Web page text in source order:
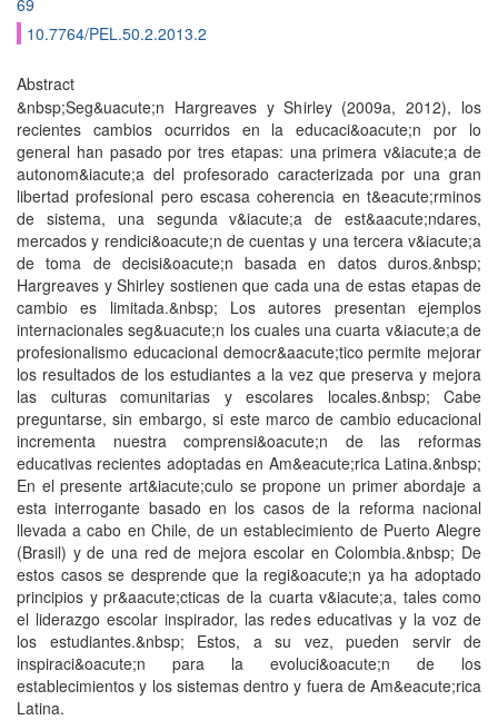
69
10.7764/PEL.50.2.2013.2
Abstract
&nbsp;Seg&uacute;n Hargreaves y Shirley (2009a, 2012), los
recientes cambios ocurridos en la educaci&oacute;n por lo
general han pasado por tres etapas: una primera v&iacute;a de
autonom&iacute;a del profesorado caracterizada por una gran
libertad profesional pero escasa coherencia en t&eacute;rminos
de sistema, una segunda v&iacute;a de est&aacute;ndares,
mercados y rendici&oacute;n de cuentas y una tercera v&iacute;a
de toma de decisi&oacute;n basada en datos duros.&nbsp;
Hargreaves y Shirley sostienen que cada una de estas etapas de
cambio es limitada.&nbsp; Los autores presentan ejemplos
internacionales seg&uacute;n los cuales una cuarta v&iacute;a de
profesionalismo educacional democr&aacute;tico permite mejorar
los resultados de los estudiantes a la vez que preserva y mejora
las culturas comunitarias y escolares locales.&nbsp; Cabe
preguntarse, sin embargo, si este marco de cambio educacional
incrementa nuestra comprensi&oacute;n de las reformas
educativas recientes adoptadas en Am&eacute;rica Latina.&nbsp;
En el presente art&iacute;culo se propone un primer abordaje a
esta interrogante basado en los casos de la reforma nacional
llevada a cabo en Chile, de un establecimiento de Puerto Alegre
(Brasil) y de una red de mejora escolar en Colombia.&nbsp; De
estos casos se desprende que la regi&oacute;n ya ha adoptado
principios y pr&aacute;cticas de la cuarta v&iacute;a, tales como
el liderazgo escolar inspirador, las redes educativas y la voz de
los estudiantes.&nbsp; Estos, a su vez, pueden servir de
inspiraci&oacute;n para la evoluci&oacute;n de los
establecimientos y los sistemas dentro y fuera de Am&eacute;rica
Latina.